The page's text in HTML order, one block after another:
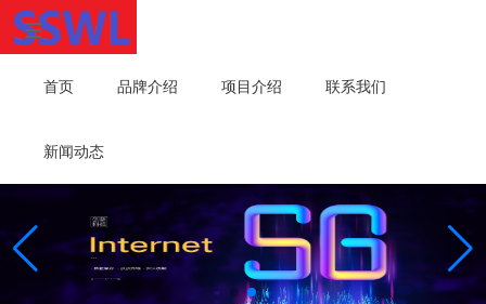
首页 品牌介绍 项目介绍 联系我们
新闻动态